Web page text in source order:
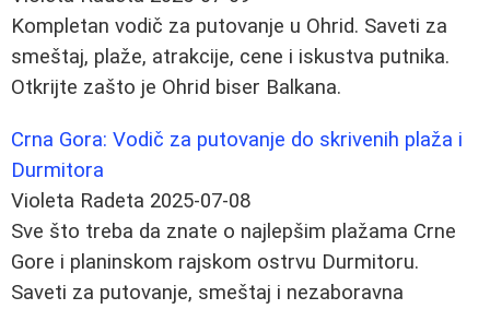
Kompletan vodič za putovanje u Ohrid. Saveti za
smeštaj, plaže, atrakcije, cene i iskustva putnika.
Otkrijte zašto je Ohrid biser Balkana.
Crna Gora: Vodič za putovanje do skrivenih plaža i
Durmitora
Violeta Radeta 2025-07-08
Sve što treba da znate o najlepšim plažama Crne
Gore i planinskom rajskom ostrvu Durmitoru.
Saveti za putovanje, smeštaj i nezaboravna